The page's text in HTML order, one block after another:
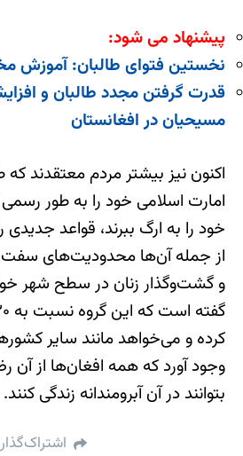
پیشنهاد می شود:
نخستین فتوای طالبان: آموزش
قدرت گرفتن مجدد طالبان و
مسیحیان در افغانستان
اکنون نیز بیشتر مردم معتقدند که
امارت اسلامی‌ خود را به طور رسمی
خود را به ارگ ببرند، قواعد جدیدی
از جمله آن‌ها محدودیت‌های
و گشت‌وگذار زنان در سطح شهر
کرده‌ و می‌خواهد مانند سایر
وجود آورد که همه افغان‌ها از آن
بتوانند در آن آبرومندانه‌ زندگی کنند.